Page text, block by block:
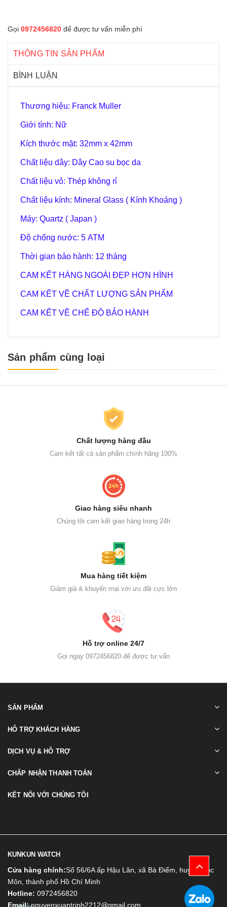
Gọi 0972456820 để được tư vấn miễn phí
THÔNG TIN SẢN PHẨM
BÌNH LUẬN
Thương hiệu: Franck Muller
Giới tính: Nữ
Kích thước mặt: 32mm x 42mm
Chất liệu dây: Dây Cao su bọc da
Chất liệu vỏ: Thép không rỉ
Chất liệu kính: Mineral Glass ( Kính Khoáng )
Máy: Quartz ( Japan )
Độ chống nước: 5 ATM
Thời gian bảo hành: 12 tháng
CAM KẾT HÀNG NGOÀI ĐẸP HƠN HÌNH
CAM KẾT VỀ CHẤT LƯỢNG SẢN PHẨM
CAM KẾT VỀ CHẾ ĐỘ BẢO HÀNH
Sản phẩm cùng loại
Chất lượng hàng đầu
Cam kết tất cả sản phẩm chính hãng 100%
Giao hàng siêu nhanh
Chúng tôi cam kết giao hàng trong 24h
Mua hàng tiết kiệm
Giảm giá & khuyến mại với ưu đãi cực lớn
Hỗ trợ online 24/7
Gọi ngay 0972456820 để được tư vấn
SẢN PHẨM
HỖ TRỢ KHÁCH HÀNG
DỊCH VỤ & HỖ TRỢ
CHẤP NHẬN THANH TOÁN
KẾT NỐI VỚI CHÚNG TÔI
KUNKUN WATCH
Cửa hàng chính:Số 56/6A ấp Hậu Lân, xã Bà Điểm, huyện Hóc
Môn, thành phố Hồ Chí Minh
Hotline: 0972456820
Email: nguyenxuantrinh2212@gmail.com